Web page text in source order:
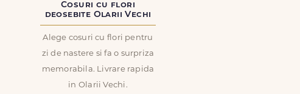
Cosuri cu flori
deosebite Olarii Vechi
Alege cosuri cu flori pentru
zi de nastere si fa o surpriza
memorabila. Livrare rapida
in Olarii Vechi.